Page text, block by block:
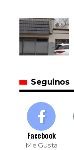
Seguinos
Facebook
Me Gusta